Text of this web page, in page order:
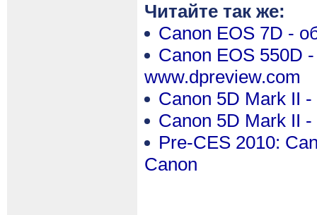
Читайте так же:
Canon EOS 7D -
Canon EOS 550D
www.dpreview.com
Canon 5D Mark II
Canon 5D Mark II
Pre-CES 2010:
Canon